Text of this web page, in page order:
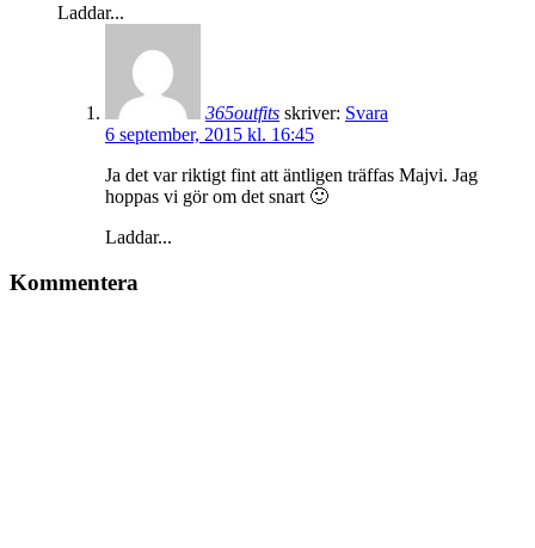
Laddar...
365outfits skriver: Svara
6 september, 2015 kl. 16:45
Ja det var riktigt fint att äntligen träffas Majvi. Jag
hoppas vi gör om det snart 🙂
Laddar...
Kommentera